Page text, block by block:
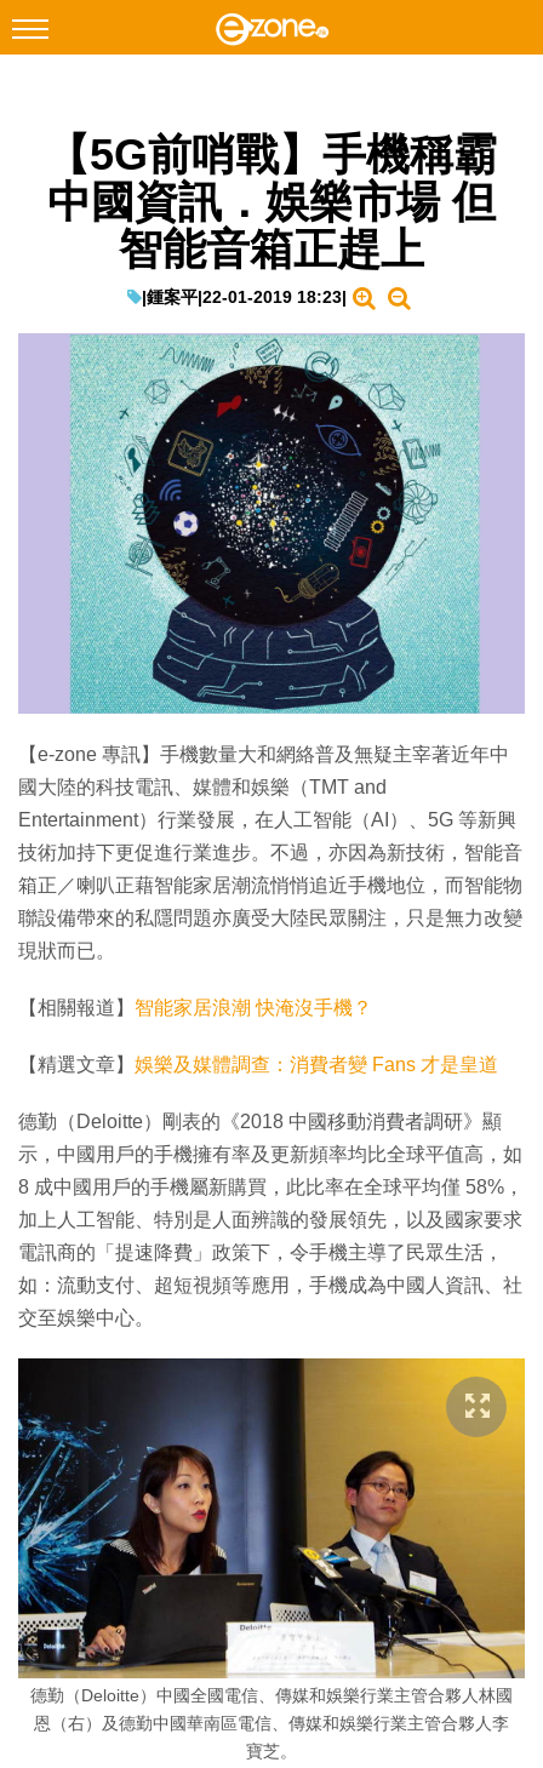
Facebook Instagram
科技焦點
教學評測
EduTech
IT Times
生成式AI與雲端應用
Enterprise Digital Transformation
【5G前哨戰】手機稱霸
中國資訊．娛樂市場 但
智能音箱正趕上
|鍾案平|22-01-2019 18:23|
【e-zone 專訊】手機數量大和網絡普及無疑主宰著近年中
國大陸的科技電訊、媒體和娛樂（TMT and
Entertainment）行業發展，在人工智能（AI）、5G 等新興
技術加持下更促進行業進步。不過，亦因為新技術，智能音
箱正／喇叭正藉智能家居潮流悄悄追近手機地位，而智能物
聯設備帶來的私隱問題亦廣受大陸民眾關注，只是無力改變
現狀而已。
【相關報道】 智能家居浪潮 快淹沒手機？
【精選文章】 娛樂及媒體調查：消費者變 Fans 才是皇道
德勤（Deloitte）剛表的《2018 中國移動消費者調研》顯
示，中國用戶的手機擁有率及更新頻率均比全球平值高，如
8 成中國用戶的手機屬新購買，此比率在全球平均僅 58%，
加上人工智能、特別是人面辨識的發展領先，以及國家要求
電訊商的「提速降費」政策下，令手機主導了民眾生活，
如：流動支付、超短視頻等應用，手機成為中國人資訊、社
交至娛樂中心。
德勤（Deloitte）中國全國電信、傳媒和娛樂行業主管合夥人林國
恩（右）及德勤中國華南區電信、傳媒和娛樂行業主管合夥人李
寶芝。